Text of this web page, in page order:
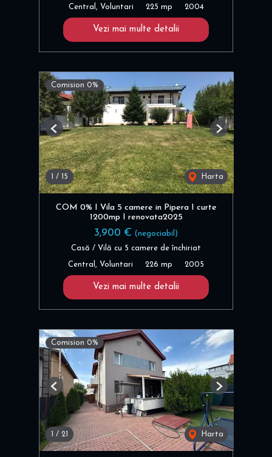
Central, Voluntari 225 mp 2004
Vezi mai multe detalii
Comision 0%
/ 15 Harta
Previous Next
COM 0% I Vila 5 camere in Pipera I curte
1200mp I renovata2025
3,900 € (negociabil)
Casă / Vilă cu 5 camere de închiriat
Central, Voluntari 226 mp 2005
Vezi mai multe detalii
Comision 0%
1 / 21 Harta
Previous Next